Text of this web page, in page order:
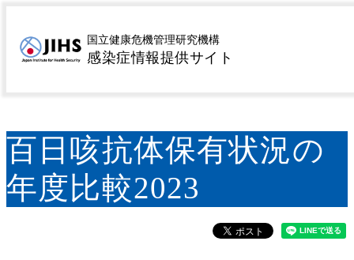
国立健康危機管理研究機構
感染症情報提供サイト
トップページ>サーベイランス>感染症流行予測調査
（NESVPD）>グラフ>百日咳抗体保有状況の年度比
百日咳抗体保有状況の
年度比較2023